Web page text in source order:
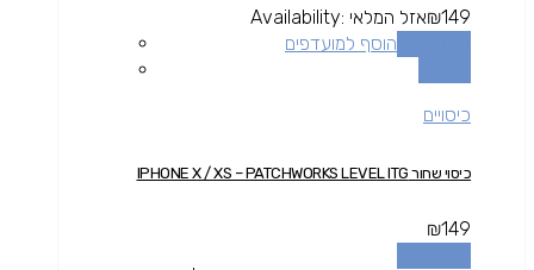
₪149
Availability: אזל המלאי
הוסף למועדפים
כיסויים
כיסוי שחור IPHONE X / XS – PATCHWORKS LEVEL ITG
₪149